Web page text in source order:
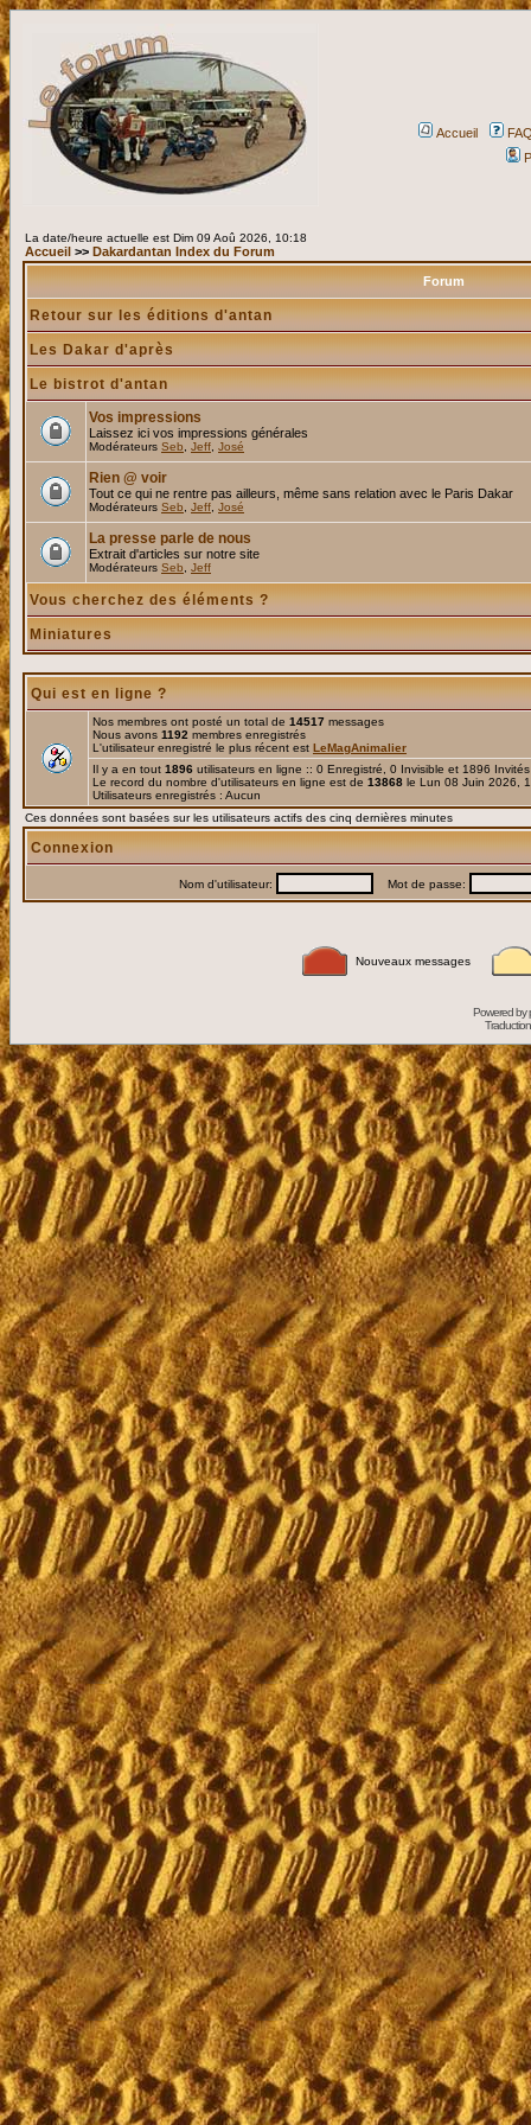
Accueil
La date/heure actuelle est Dim 09 Aoû 2026, 10:18
Accueil >> Dakardantan Index du Forum
Forum
Retour sur les éditions d'antan
Les Dakar d'après
Le bistrot d'antan
Vos impressions
Laissez ici vos impressions générales
Modérateurs Seb Jeff José
Rien @ voir
Tout ce qui ne rentre pas ailleurs, même sans relation avec le Paris Dakar
Modérateurs Seb Jeff José
La presse parle de nous
Extrait d'articles sur notre site
Modérateurs Seb Jeff
Vous cherchez des éléments ?
Miniatures
Qui est en ligne ?
Nos membres ont posté un total de 14517 messages
Nous avons 1192 membres enregistrés
L'utilisateur enregistré le plus récent est LeMagAnimalier
Il y a en tout 1896 utilisateurs en ligne :: 0 Enregistré, 0 Invisible et 1896
Le record du nombre d'utilisateurs en ligne est de 13868 le Lun 08 Juin 2026,
Utilisateurs enregistrés : Aucun
Ces données sont basées sur les utilisateurs actifs des cinq dernières minutes
Connexion
Nom d'utilisateur: Mot de passe:
Nouveaux messages
Powered by